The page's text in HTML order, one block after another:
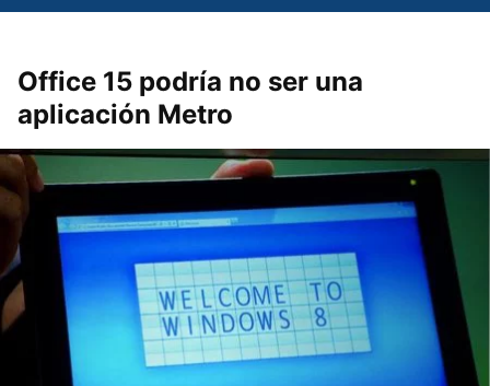
Office 15 podría no ser una
aplicación Metro